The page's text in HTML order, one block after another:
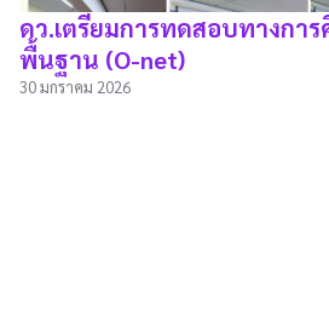
ดว.เตรียมการทดสอบทางกา
พื้นฐาน (O-net)
30 มกราคม 2026